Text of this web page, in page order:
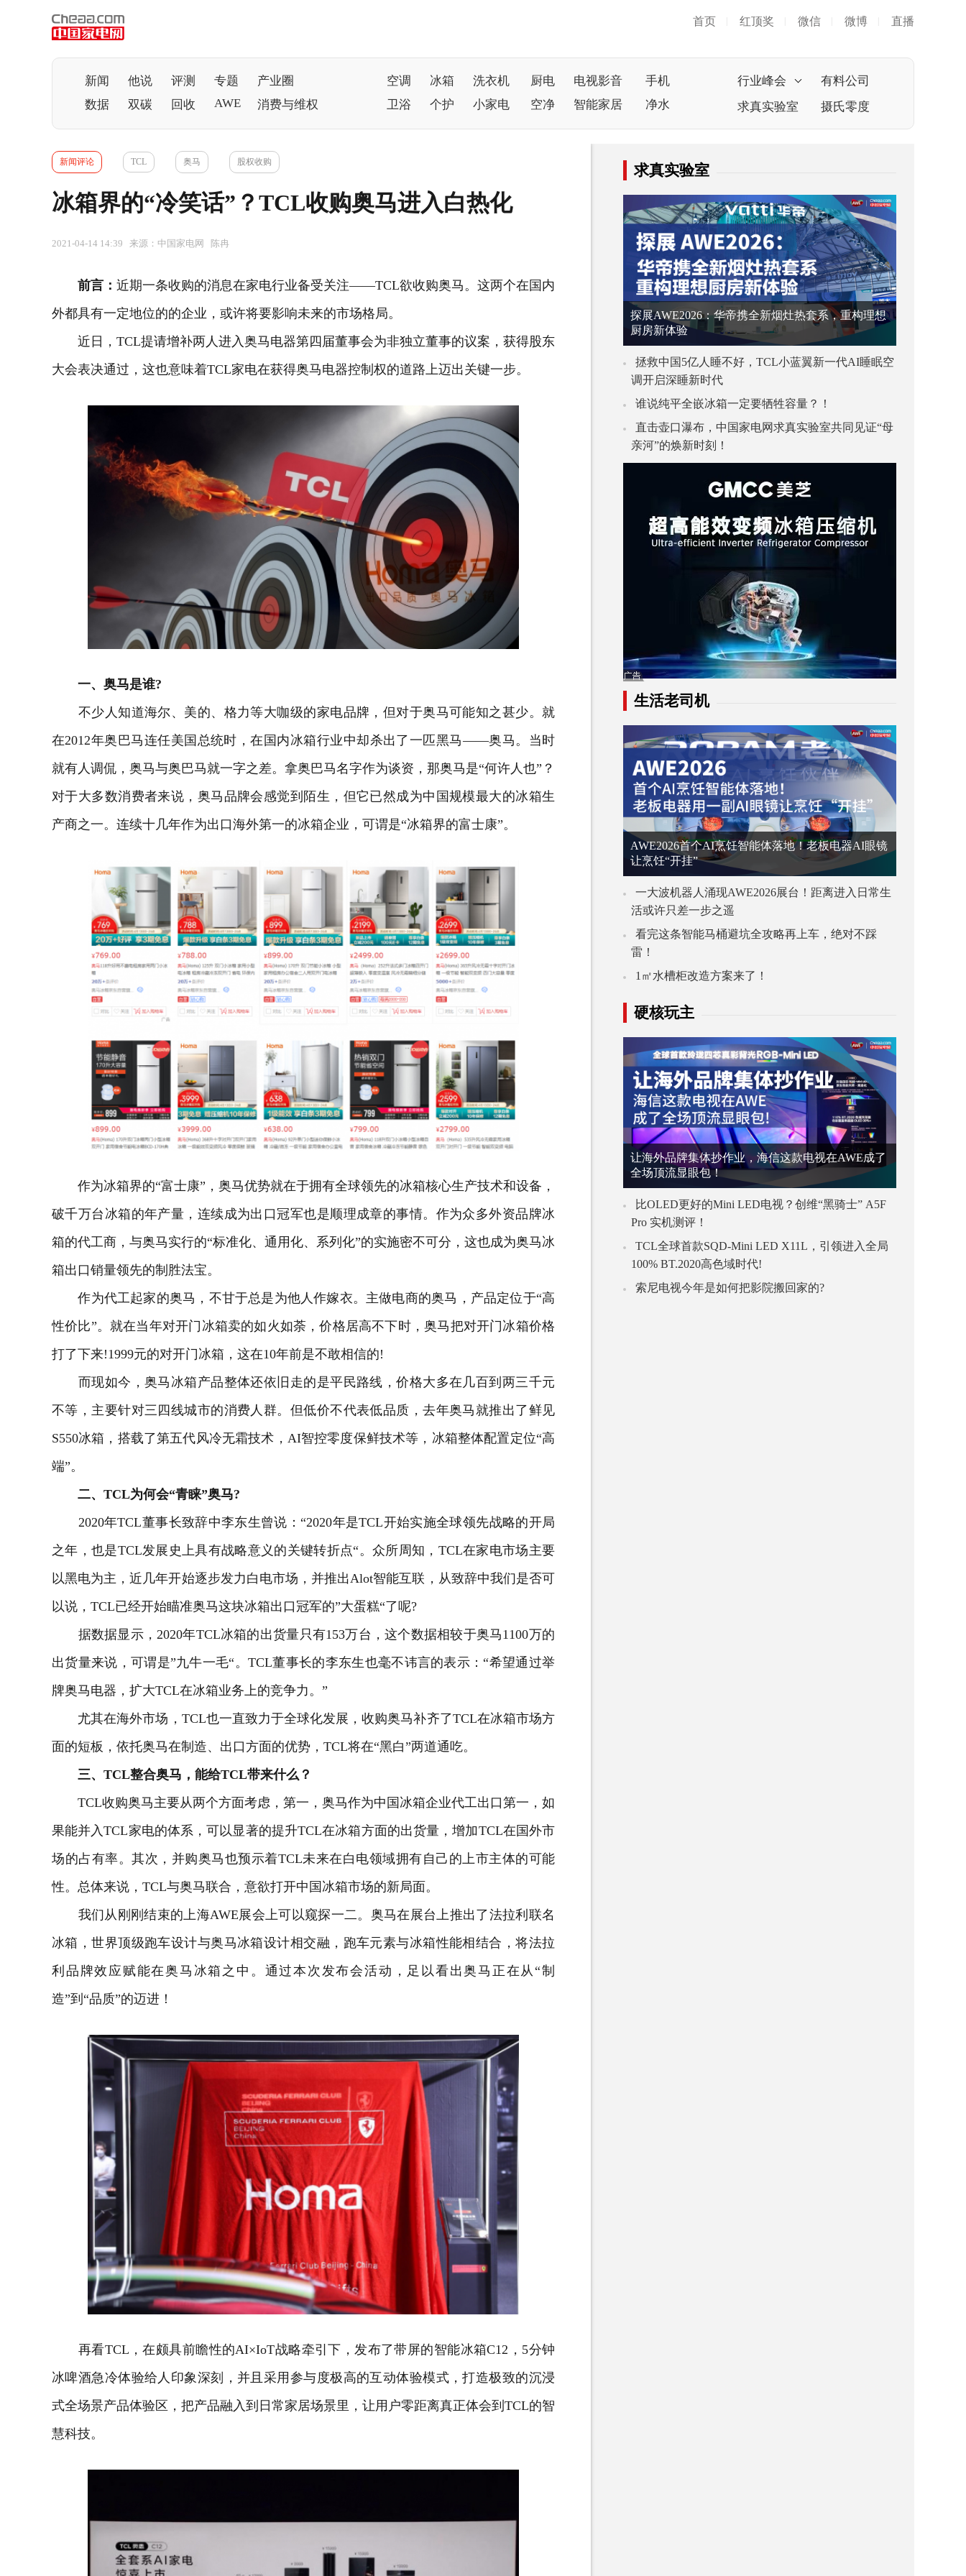
首页 红顶奖 微信 微博 直播
新闻 他说 评测 专题
产业圈
数据
双碳 回收 AWE 消费与维权
空调 冰箱 洗衣机 厨电 电视影音
手机
卫浴
个护 小家电 空净 智能家居 净水
行业峰会
有料公司
求真实验室
摄氏零度
新闻评论 TCL 奥马 股权收购
冰箱界的“冷笑话”？TCL收购奥马进入白热化
2021-04-14 14:39 来源：中国家电网 陈冉
前言： 近期一条收购的消息在家电行业备受关注——TCL欲收购奥马。这两个在国内
外都具有一定地位的的企业，或许将要影响未来的市场格局。
近日，TCL提请增补两人进入奥马电器第四届董事会为非独立董事的议案，获得股东
大会表决通过，这也意味着TCL家电在获得奥马电器控制权的道路上迈出关键一步。
一、奥马是谁?
不少人知道海尔、美的、格力等大咖级的家电品牌，但对于奥马可能知之甚少。就
在2012年奥巴马连任美国总统时，在国内冰箱行业中却杀出了一匹黑马——奥马。当时
就有人调侃，奥马与奥巴马就一字之差。拿奥巴马名字作为谈资，那奥马是“何许人也”？
对于大多数消费者来说，奥马品牌会感觉到陌生，但它已然成为中国规模最大的冰箱生
产商之一。 连续十几年作为出口海外第一的冰箱企业，可谓是“冰箱界的富士康”。
作为冰箱界的“富士康”，奥马优势就在于拥有全球领先的冰箱核心生产技术和设备，
破千万台冰箱的年产量，连续成为出口冠军也是顺理成章的事情。作为众多外资品牌冰
箱的代工商，与奥马实行的“标准化、通用化、系列化”的实施密不可分，这也成为奥马冰
箱出口销量领先的制胜法宝。
作为代工起家的奥马，不甘于总是为他人作嫁衣。主做电商的奥马，产品定位于“高
性价比”。就在当年对开门冰箱卖的如火如荼，价格居高不下时，奥马把对开门冰箱价格
打了下来!1999元的对开门冰箱，这在10年前是不敢相信的!
而现如今，奥马冰箱产品整体还依旧走的是平民路线，价格大多在几百到两三千元
不等，主要针对三四线城市的消费人群。但低价不代表低品质，去年奥马就推出了鲜见
S550冰箱，搭载了第五代风冷无霜技术，AI智控零度保鲜技术等，冰箱整体配置定位“高
端”。
二、TCL为何会“青睐”奥马?
2020年TCL董事长致辞中李东生曾说：“2020年是TCL开始实施全球领先战略的开局
之年，也是TCL发展史上具有战略意义的关键转折点“。众所周知，TCL在家电市场主要
以黑电为主，近几年开始逐步发力白电市场，并推出Alot智能互联，从致辞中我们是否可
以说，TCL已经开始瞄准奥马这块冰箱出口冠军的”大蛋糕“了呢?
据数据显示，2020年TCL冰箱的出货量只有153万台，这个数据相较于奥马1100万的
出货量来说，可谓是”九牛一毛“。TCL董事长的李东生也毫不讳言的表示：“希望通过举
牌奥马电器，扩大TCL在冰箱业务上的竞争力。”
尤其在海外市场，TCL也一直致力于全球化发展，收购奥马补齐了TCL在冰箱市场方
面的短板，依托奥马在制造、出口方面的优势，TCL将在“黑白”两道通吃。
三、TCL整合奥马， 能给TCL带来什么？
TCL收购奥马主要从两个方面考虑，第一，奥马作为中国冰箱企业代工出口第一，如
果能并入TCL家电的体系，可以显著的提升TCL在冰箱方面的出货量，增加TCL在国外市
场的占有率。其次，并购奥马也预示着TCL未来在白电领域拥有自己的上市主体的可能
性。总体来说，TCL与奥马联合，意欲打开中国冰箱市场的新局面。
我们从刚刚结束的上海AWE展会上可以窥探一二。奥马在展台上推出了法拉利联名
冰箱，世界顶级跑车设计与奥马冰箱设计相交融，跑车元素与冰箱性能相结合，将法拉
利品牌效应赋能在奥马冰箱之中。通过本次发布会活动，足以看出奥马正在从“制
造”到“品质”的迈进！
再看TCL，在颇具前瞻性的AI×IoT战略牵引下，发布了带屏的智能冰箱C12，5分钟
冰啤酒急冷体验给人印象深刻，并且采用参与度极高的互动体验模式，打造极致的沉浸
式全场景产品体验区，把产品融入到日常家居场景里，让用户零距离真正体会到TCL的智
慧科技。
求真实验室
探展AWE2026：华帝携全新烟灶热套系，重构理想
厨房新体验
拯救中国5亿人睡不好，TCL小蓝翼新一代AI睡眠空
调开启深睡新时代
谁说纯平全嵌冰箱一定要牺牲容量？！
直击壶口瀑布，中国家电网求真实验室共同见证“母
亲河”的焕新时刻！
生活老司机
AWE2026首个AI烹饪智能体落地！老板电器AI眼镜
让烹饪“开挂”
一大波机器人涌现AWE2026展台！距离进入日常生
活或许只差一步之遥
看完这条智能马桶避坑全攻略再上车，绝对不踩
雷！
1㎡水槽柜改造方案来了！
硬核玩主
让海外品牌集体抄作业，海信这款电视在AWE成了
全场顶流显眼包！
比OLED更好的Mini LED电视？创维“黑骑士” A5F
Pro 实机测评！
TCL全球首款SQD-Mini LED X11L，引领进入全局
100% BT.2020高色域时代!
索尼电视今年是如何把影院搬回家的?